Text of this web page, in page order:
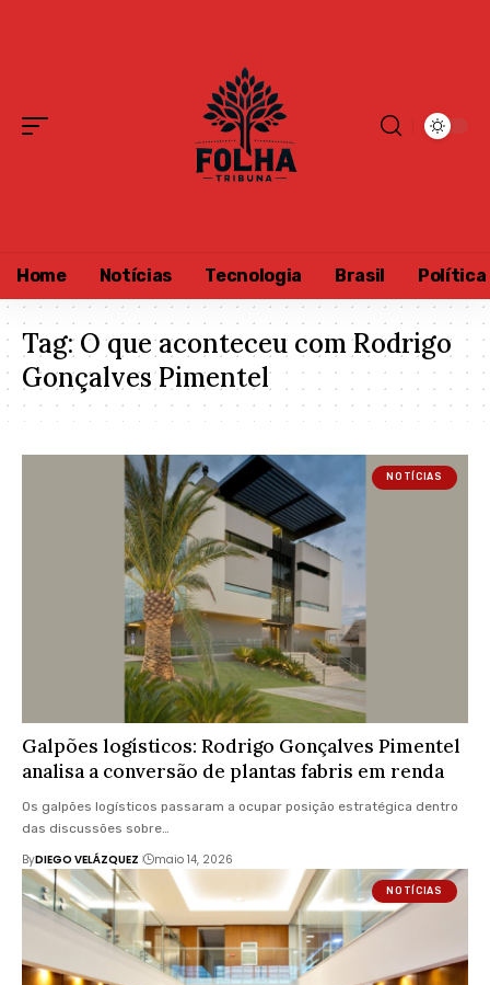
Home Notícias Tecnologia Brasil Política
Tag:O que aconteceu com Rodrigo
Gonçalves Pimentel
NOTÍCIAS
Galpões logísticos: Rodrigo Gonçalves Pimentel
analisa a conversão de plantas fabris em renda
Os galpões logísticos passaram a ocupar posição estratégica dentro
das discussões sobre…
ByDIEGO VELÁZQUEZ maio 14, 2026
NOTÍCIAS